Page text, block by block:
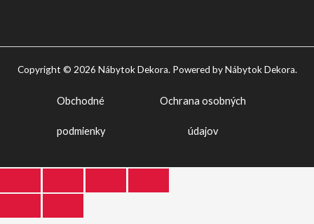
Copyright © 2026 Nábytok Dekora. Powered by Nábytok Dekora.
Obchodné
podmienky
Ochrana osobných
údajov